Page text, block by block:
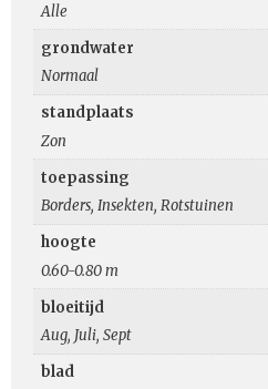
Alle
grondwater
Normaal
standplaats
Zon
toepassing
Borders, Insekten, Rotstuinen
hoogte
0.60-0.80 m
bloeitijd
Aug, Juli, Sept
blad